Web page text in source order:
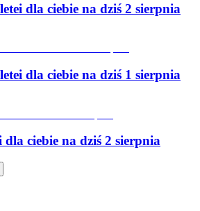
dla ciebie na dziś 2 sierpnia
dla ciebie na dziś 1 sierpnia
ciebie na dziś 2 sierpnia